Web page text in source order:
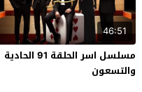
46:51
مسلسل اسر الحلقة 91 الحادية
والتسعون